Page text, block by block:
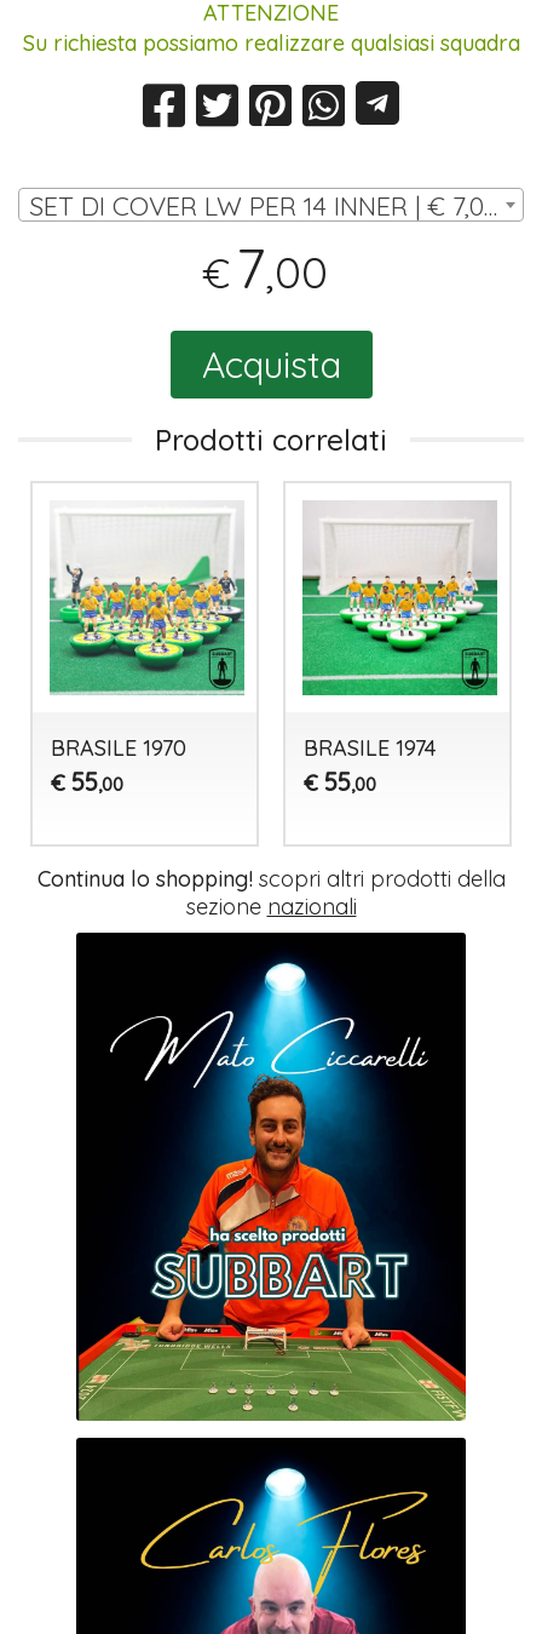
ATTENZIONE
Su richiesta possiamo realizzare qualsiasi squadra
SET DI COVER LW PER 14 INNER | € 7,00
€ 7,00
Acquista
Prodotti correlati
BRASILE 1970
€ 55,00
BRASILE 1974
€ 55,00
Continua lo shopping!scopri altri prodotti della
sezione nazionali